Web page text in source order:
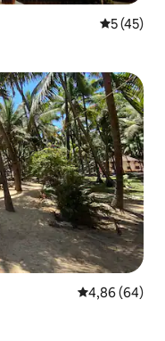
5 de uma
5 (45)
4,86 de uma
4,86 (64)